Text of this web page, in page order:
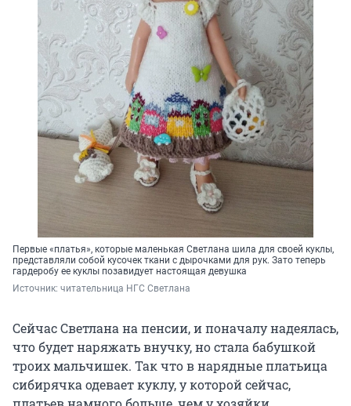
Первые «платья», которые маленькая Светлана шила для своей куклы,
представляли собой кусочек ткани с дырочками для рук. Зато теперь
гардеробу ее куклы позавидует настоящая девушка
Источник: читательница НГС Светлана
Сейчас Светлана на пенсии, и поначалу надеялась,
что будет наряжать внучку, но стала бабушкой
троих мальчишек. Так что в нарядные платьица
сибирячка одевает куклу, у которой сейчас,